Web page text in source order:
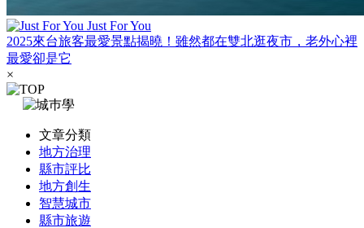
Just For You
2025來台旅客最愛景點揭曉！雖然都在雙北逛夜市，老外心裡
最愛卻是它
×
文章分類
地方治理
縣市評比
地方創生
智慧城市
縣市旅遊